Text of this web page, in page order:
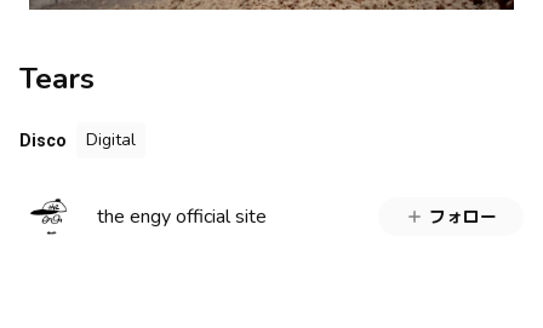
Tears
Disco Digital
the engy official site フォロー